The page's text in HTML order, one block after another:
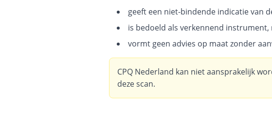
geeft een niet-bindende indicatie van
is bedoeld als verkennend
vormt geen advies op maat zonder
CPQ Nederland kan niet aansprakelijk
deze scan.